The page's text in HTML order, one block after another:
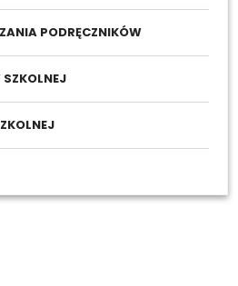
PODRĘCZNIKÓW
SZKOLNEJ